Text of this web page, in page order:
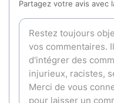
Partagez votre avis avec